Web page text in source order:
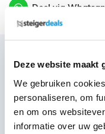
Deze website maakt
We gebruiken
personaliseren, om
en om ons
informatie over uw
Deel via
Productbeschrijving
~~https://
logo-data1-